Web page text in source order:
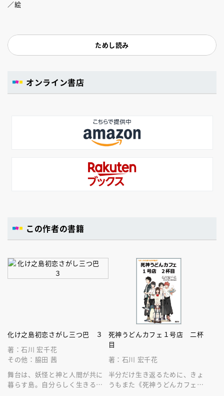
／絵
ためし読み
オンライン書店
この作者の書籍
化け之島初恋さがし三つ巴 ３
著：石川 宏千花
その他：脇田 茜
舞台は、妖怪と神と人間が共に
暮らす島。自分らしく生きる、
死神うどんカフェ１号店 二杯
目
著：石川 宏千花
半分だけ生き返るために、きょ
うもまた《死神うどんカフェ１